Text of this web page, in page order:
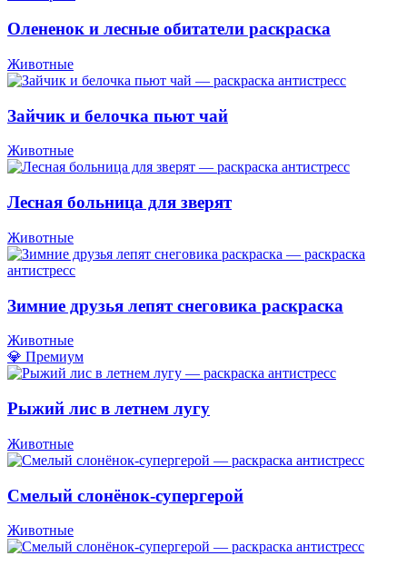
Олененок и лесные обитатели раскраска
Животные
Зайчик и белочка пьют чай
Животные
Лесная больница для зверят
Животные
Зимние друзья лепят снеговика раскраска
Животные
💎 Премиум
Рыжий лис в летнем лугу
Животные
Смелый слонёнок-супергерой
Животные